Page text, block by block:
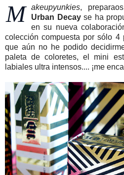
M akeupyunkies,
Urban Decayse ha
en su nueva
colección compuesta por sólo 4
que aún no he podido
paleta de coloretes, el mini
labiales ultra intensos.... ¡me